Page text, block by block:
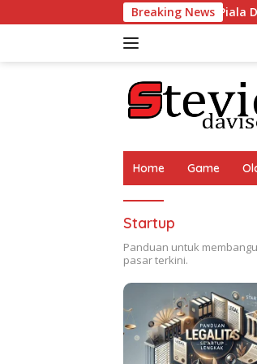
ke
Breaking News
Kejutan Piala Dunia 2026:
Home Game
Startup
Panduan untuk
pasar terkini.